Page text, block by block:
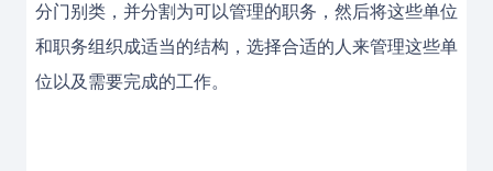
分门别类，并分割为可以管理的职务，然后将这些单位
和职务组织成适当的结构，选择合适的人来管理这些单
位以及需要完成的工作。